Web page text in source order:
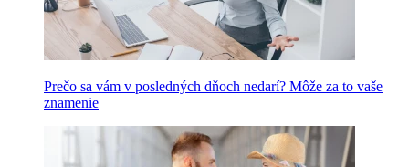
Prečo sa vám v posledných dňoch nedarí? Môže za to vaše
znamenie